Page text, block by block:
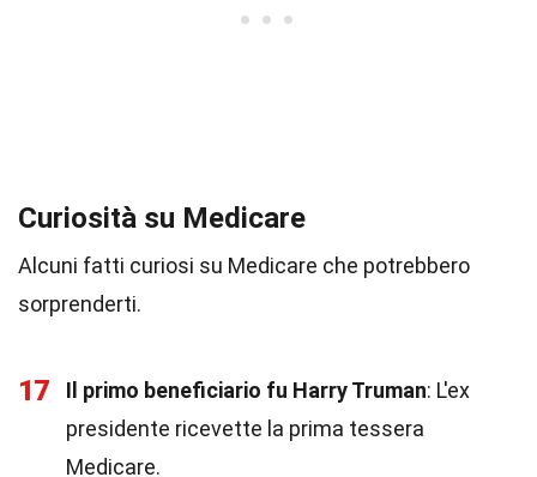
Curiosità su Medicare
Alcuni fatti curiosi su Medicare che potrebbero
sorprenderti.
17 Il primo beneficiario fu Harry Truman: L'ex
presidente ricevette la prima tessera
Medicare.